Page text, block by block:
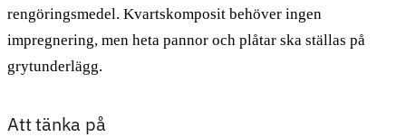
rengöringsmedel. Kvartskomposit behöver ingen
impregnering, men heta pannor och plåtar ska ställas på
grytunderlägg.
Att tänka på